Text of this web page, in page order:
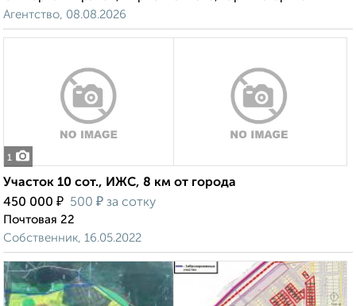
Агентство, 08.08.2026
1
Участок 10 сот., ИЖС, 8 км от города
450 000 ₽ 500 ₽ за сотку
Почтовая 22
Собственник, 16.05.2022